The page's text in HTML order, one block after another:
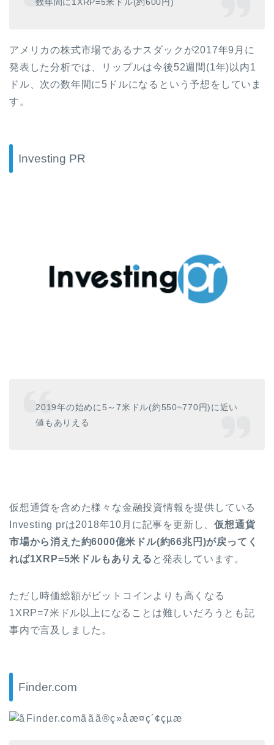
アメリカの株式市場であるナスダックが2017年9 月に
発表した分析では、リップルは今後52週間 (1年) 以内1
ドル、次の数年間に 5 ドルになるという予想をしていま
す。
Investing PR
2019年の始めに 5 ～7米ドル(約550~770円)に近い
値もありえる
仮想通貨を含めた様々な金融投資情報を提供している
Investing prは2018年10 月に記事を更新し、仮想通貨
市場から消えた約6000億米ドル(約66兆円)が戻ってく
れば1XRP=5米ドルもありえる と発表しています。
ただし時価総額がビットコインよりも高くなる
1XRP=7米ドル以上になることは難しいだろうとも記
事内で言及しました。
Finder.com